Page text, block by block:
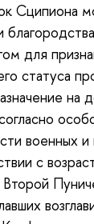
Сципиона
для
статуса
на
военных и
с